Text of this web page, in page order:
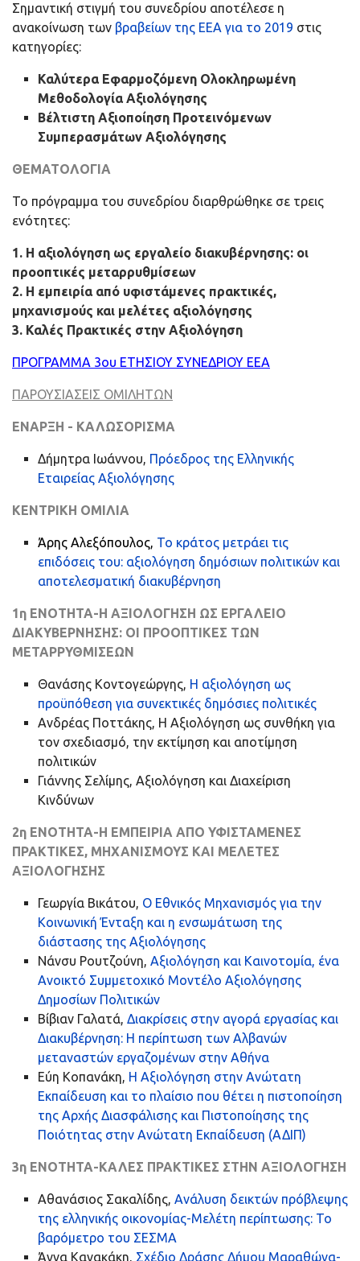
Σημαντική στιγμή του συνεδρίου αποτέλεσε η
ανακοίνωση των βραβείων της ΕΕΑ για το 2019 στις
κατηγορίες:
Καλύτερα Εφαρμοζόμενη Ολοκληρωμένη
Μεθοδολογία Αξιολόγησης
Βέλτιστη Αξιοποίηση Προτεινόμενων
Συμπερασμάτων Αξιολόγησης
ΘΕΜΑΤΟΛΟΓΙΑ
Το πρόγραμμα του συνεδρίου διαρθρώθηκε σε τρεις
ενότητες:
1. Η αξιολόγηση ως εργαλείο διακυβέρνησης: οι
προοπτικές μεταρρυθμίσεων
2. H εμπειρία από υφιστάμενες πρακτικές,
μηχανισμούς και μελέτες αξιολόγησης
3. Καλές Πρακτικές στην Αξιολόγηση
ΠΡΟΓΡΑΜΜΑ 3ου ΕΤΗΣΙΟΥ ΣΥΝΕΔΡΙΟΥ ΕΕΑ
ΠΑΡΟΥΣΙΑΣΕΙΣ ΟΜΙΛΗΤΩΝ
ΕΝΑΡΞΗ - ΚΑΛΩΣΟΡΙΣΜΑ
Δήμητρα Ιωάννου, Πρόεδρος της Ελληνικής
Εταιρείας Αξιολόγησης
ΚΕΝΤΡΙΚΗ ΟΜΙΛΙΑ
Άρης Αλεξόπουλος, Το κράτος μετράει τις
επιδόσεις του: αξιολόγηση δημόσιων πολιτικών και
αποτελεσματική διακυβέρνηση
1η ΕΝΟΤΗΤΑ-Η ΑΞΙΟΛΟΓΗΣΗ ΩΣ ΕΡΓΑΛΕΙΟ
ΔΙΑΚΥΒΕΡΝΗΣΗΣ: ΟΙ ΠΡΟΟΠΤΙΚΕΣ ΤΩΝ
ΜΕΤΑΡΡΥΘΜΙΣΕΩΝ
Θανάσης Κοντογεώργης, Η αξιολόγηση ως
προϋπόθεση για συνεκτικές δημόσιες πολιτικές
Ανδρέας Ποττάκης, Η Αξιολόγηση ως συνθήκη για
τον σχεδιασμό, την εκτίμηση και αποτίμηση
πολιτικών
Γιάννης Σελίμης, Αξιολόγηση και Διαχείριση
Κινδύνων
2η ΕΝΟΤΗΤΑ-Η ΕΜΠΕΙΡΙΑ ΑΠΟ ΥΦΙΣΤΑΜΕΝΕΣ
ΠΡΑΚΤΙΚΕΣ, ΜΗΧΑΝΙΣΜΟΥΣ ΚΑΙ ΜΕΛΕΤΕΣ
ΑΞΙΟΛΟΓΗΣΗΣ
Γεωργία Βικάτου, Ο Εθνικός Μηχανισμός για την
Κοινωνική Ένταξη και η ενσωμάτωση της
διάστασης της Αξιολόγησης
Νάνσυ Ρουτζούνη, Αξιολόγηση και Καινοτομία, ένα
Ανοικτό Συμμετοχικό Μοντέλο Αξιολόγησης
Δημοσίων Πολιτικών
Βίβιαν Γαλατά, Διακρίσεις στην αγορά εργασίας και
Διακυβέρνηση: Η περίπτωση των Αλβανών
μεταναστών εργαζομένων στην Αθήνα
Εύη Κοπανάκη, Η Αξιολόγηση στην Ανώτατη
Εκπαίδευση και το πλαίσιο που θέτει η πιστοποίηση
της Αρχής Διασφάλισης και Πιστοποίησης της
Ποιότητας στην Ανώτατη Εκπαίδευση (ΑΔΙΠ)
3η ΕΝΟΤΗΤΑ-ΚΑΛΕΣ ΠΡΑΚΤΙΚΕΣ ΣΤΗΝ ΑΞΙΟΛΟΓΗΣΗ
Αθανάσιος Σακαλίδης, Ανάλυση δεικτών πρόβλεψης
της ελληνικής οικονομίας-Μελέτη περίπτωσης: Το
βαρόμετρο του ΣΕΣΜΑ
Άννα Κανακάκη, Σχέδιο Δράσης Δήμου Μαραθώνα-